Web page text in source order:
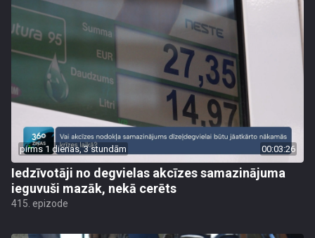
pirms 1 dienas, 3 stundām 00:03:26
Iedzīvotāji no degvielas akcīzes samazinājuma
ieguvuši mazāk, nekā cerēts
415. epizode